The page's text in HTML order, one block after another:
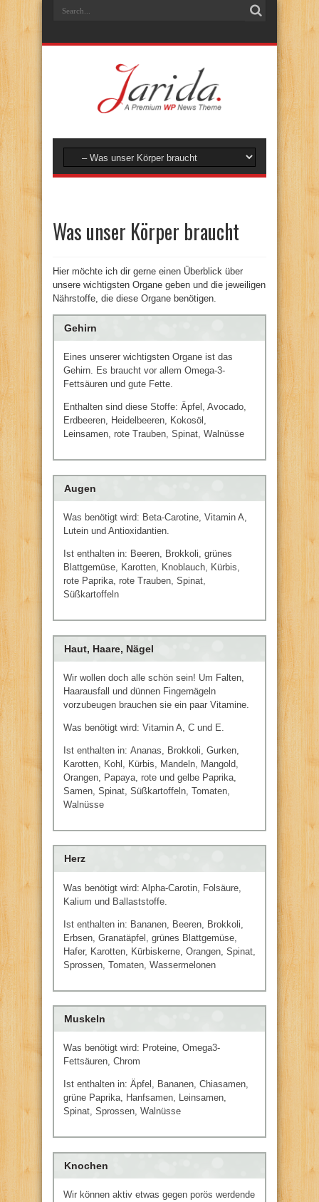
Was unser Körper braucht
Hier möchte ich dir gerne einen Überblick über
unsere wichtigsten Organe geben und die jeweiligen
Nährstoffe, die diese Organe benötigen.
Gehirn
Eines unserer wichtigsten Organe ist das
Gehirn. Es braucht vor allem Omega-3-
Fettsäuren und gute Fette.
Enthalten sind diese Stoffe: Äpfel, Avocado,
Erdbeeren, Heidelbeeren, Kokosöl,
Leinsamen, rote Trauben, Spinat, Walnüsse
Augen
Was benötigt wird: Beta-Carotine, Vitamin A,
Lutein und Antioxidantien.
Ist enthalten in: Beeren, Brokkoli, grünes
Blattgemüse, Karotten, Knoblauch, Kürbis,
rote Paprika, rote Trauben, Spinat,
Süßkartoffeln
Haut, Haare, Nägel
Wir wollen doch alle schön sein! Um Falten,
Haarausfall und dünnen Fingernägeln
vorzubeugen brauchen sie ein paar Vitamine.
Was benötigt wird: Vitamin A, C und E.
Ist enthalten in: Ananas, Brokkoli, Gurken,
Karotten, Kohl, Kürbis, Mandeln, Mangold,
Orangen, Papaya, rote und gelbe Paprika,
Samen, Spinat, Süßkartoffeln, Tomaten,
Walnüsse
Herz
Was benötigt wird: Alpha-Carotin, Folsäure,
Kalium und Ballaststoffe.
Ist enthalten in: Bananen, Beeren, Brokkoli,
Erbsen, Granatäpfel, grünes Blattgemüse,
Hafer, Karotten, Kürbiskerne, Orangen, Spinat,
Sprossen, Tomaten, Wassermelonen
Muskeln
Was benötigt wird: Proteine, Omega3-
Fettsäuren, Chrom
Ist enthalten in: Äpfel, Bananen, Chiasamen,
grüne Paprika, Hanfsamen, Leinsamen,
Spinat, Sprossen, Walnüsse
Knochen
Wir können aktiv etwas gegen porös werdende